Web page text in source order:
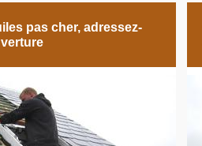
pas cher, adressez-